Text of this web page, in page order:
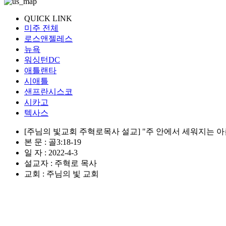
QUICK LINK
미주 전체
로스앤젤레스
뉴욕
워싱턴DC
애틀랜타
시애틀
샌프란시스코
시카고
텍사스
[주님의 빛교회 주혁로목사 설교] "주 안에서 세워지는
본 문 : 골3:18-19
일 자 : 2022-4-3
설교자 : 주혁로 목사
교회 : 주님의 빛 교회